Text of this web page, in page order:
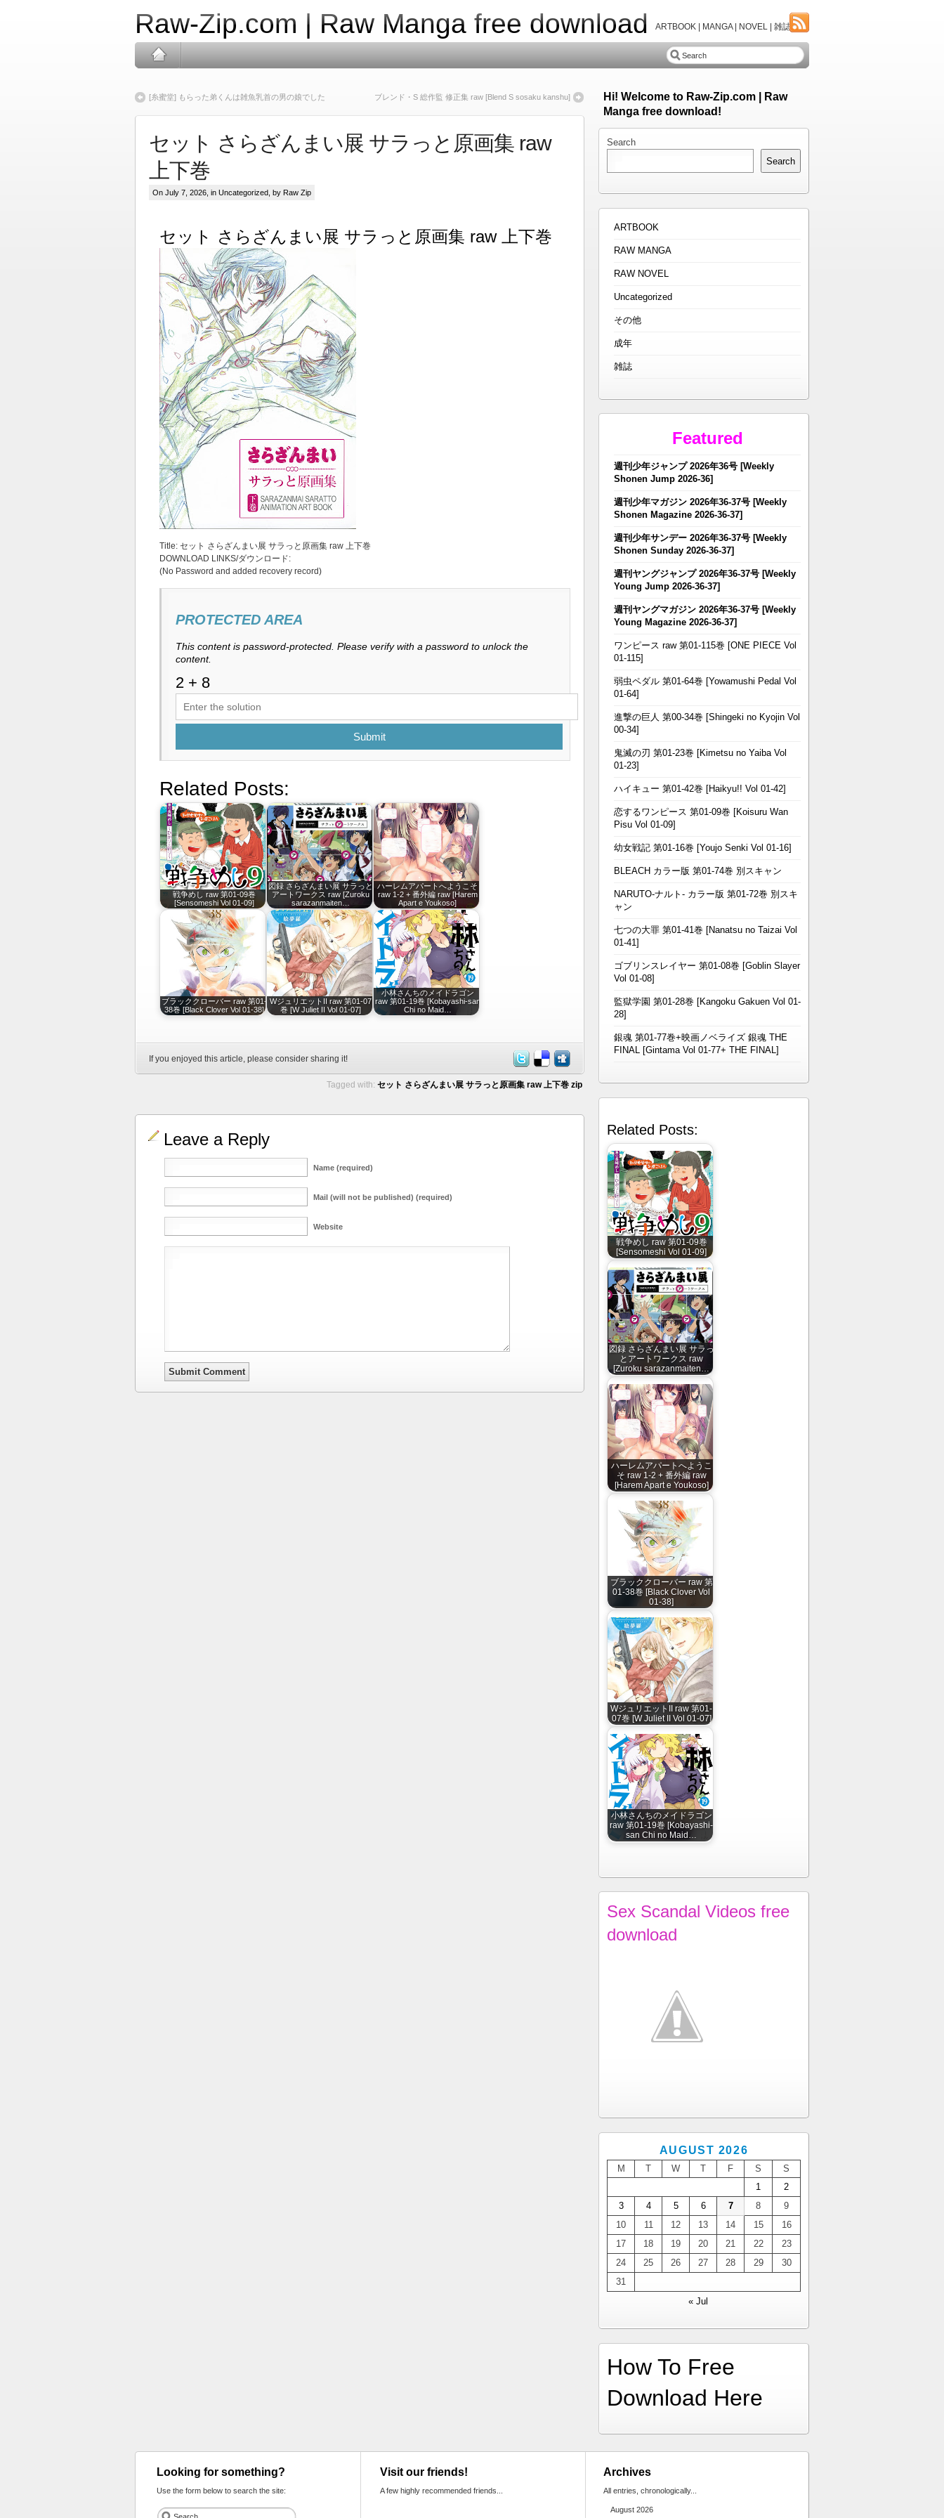
Raw-Zip.com | Raw Manga free download ARTBOOK | MANGA | NOVEL | 雑誌
[糸蜜堂] もらった弟くんは雑魚乳首の男の娘でした ブレンド・S 総作監 修正集 raw [Blend S sosaku kanshu]
セット さらざんまい展 サラっと原画集 raw
上下巻
On July 7, 2026, in Uncategorized , by Raw Zip
セット さらざんまい展 サラっと原画集 raw 上下巻
Title: セット さらざんまい展 サラっと原画集 raw 上下巻
DOWNLOAD LINKS/ダウンロード:
(No Password and added recovery record)
PROTECTED AREA
This content is password-protected. Please verify with a password to unlock the
content.
Submit
Related Posts:
戦争めし raw 第01-09巻
[Sensomeshi Vol 01-09]
図録 さらざんまい展 サラっと
アートワークス raw [Zuroku
sarazanmaiten…
ハーレムアパートへようこそ
raw 1-2 + 番外編 raw [Harem
Apart e Youkoso]
ブラッククローバー raw 第01-
38巻 [Black Clover Vol 01-38]
WジュリエットII raw 第01-07
巻 [W Juliet II Vol 01-07]
小林さんちのメイドラゴン
raw 第01-19巻 [Kobayashi-san
Chi no Maid…
If you enjoyed this article, please consider sharing it!
Tagged with: セット さらざんまい展 サラっと原画集 raw 上下巻 zip
Leave a Reply
Name (required)
Mail (will not be published) (required)
Website
Hi! Welcome to Raw-Zip.com | Raw
Manga free download!
Search
Search
ARTBOOK
RAW MANGA
RAW NOVEL
Uncategorized
その他
成年
雑誌
Featured
週刊少年ジャンプ 2026年36号 [Weekly
Shonen Jump 2026-36]
週刊少年マガジン 2026年36-37号 [Weekly
Shonen Magazine 2026-36-37]
週刊少年サンデー 2026年36-37号 [Weekly
Shonen Sunday 2026-36-37]
週刊ヤングジャンプ 2026年36-37号 [Weekly
Young Jump 2026-36-37]
週刊ヤングマガジン 2026年36-37号 [Weekly
Young Magazine 2026-36-37]
ワンピース raw 第01-115巻 [ONE PIECE Vol
01-115]
弱虫ペダル 第01-64巻 [Yowamushi Pedal Vol
01-64]
進撃の巨人 第00-34巻 [Shingeki no Kyojin Vol
00-34]
鬼滅の刃 第01-23巻 [Kimetsu no Yaiba Vol
01-23]
ハイキュー 第01-42巻 [Haikyu!! Vol 01-42]
恋するワンピース 第01-09巻 [Koisuru Wan
Pisu Vol 01-09]
幼女戦記 第01-16巻 [Youjo Senki Vol 01-16]
BLEACH カラー版 第01-74巻 別スキャン
NARUTO-ナルト- カラー版 第01-72巻 別スキ
ャン
七つの大罪 第01-41巻 [Nanatsu no Taizai Vol
01-41]
ゴブリンスレイヤー 第01-08巻 [Goblin Slayer
Vol 01-08]
監獄学園 第01-28巻 [Kangoku Gakuen Vol 01-
28]
銀魂 第01-77巻+映画ノベライズ 銀魂 THE
FINAL [Gintama Vol 01-77+ THE FINAL]
Related Posts:
戦争めし raw 第01-09巻
[Sensomeshi Vol 01-09]
図録 さらざんまい展 サラっ
とアートワークス raw
[Zuroku sarazanmaiten…
ハーレムアパートへようこ
そ raw 1-2 + 番外編 raw
[Harem Apart e Youkoso]
ブラッククローバー raw 第
01-38巻 [Black Clover Vol
01-38]
WジュリエットII raw 第01-
07巻 [W Juliet II Vol 01-07]
小林さんちのメイドラゴン
raw 第01-19巻 [Kobayashi-
san Chi no Maid…
Sex Scandal Videos free
download
AUGUST 2026
M T W T F S
S
1
2
3
4 5 6 7 8
9
10
11 12 13 14 15
16
17
18 19 20 21 22
23
24
25 26 27 28 29
30
31
« Jul
How To Free
Download Here
Looking for something?
Use the form below to search the site:
Visit our friends!
A few highly recommended friends...
Archives
All entries, chronologically...
August 2026